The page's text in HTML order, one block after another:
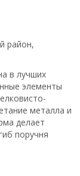
район,
в лучших
элементы
металла и
делает
поручня